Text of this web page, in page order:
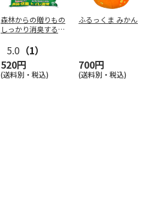
森林からの贈りもの
しっかり消臭するひ
5.0 （1）
520円
(送料別・税込)
ふるっくま みかん
700円
(送料別・税込)